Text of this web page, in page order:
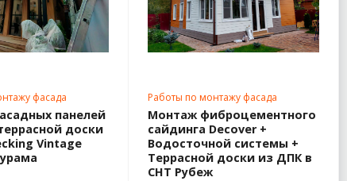
фасада
панелей
доски
Vintage
Работы по монтажу фасада
Монтаж фиброцементного
сайдинга Decover +
Водосточной системы +
Террасной доски из ДПК в
СНТ Рубеж